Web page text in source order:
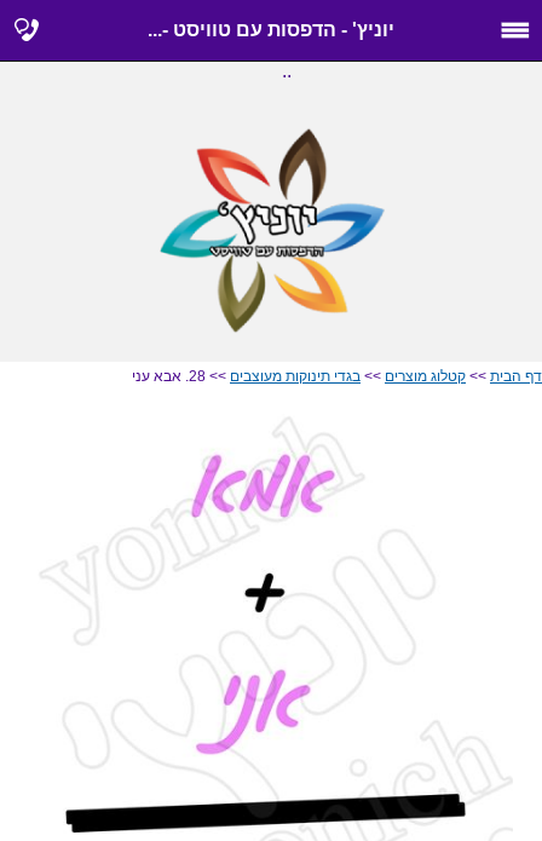
יוניץ' - הדפסות עם טוויסט -...
..
דף הבית >> קטלוג מוצרים >> בגדי תינוקות מעוצבים >> 28. אבא עני